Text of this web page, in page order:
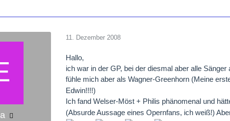
11. Dezember 2008
Hallo,
ich war in der GP, bei der diesmal aber alle
fühle mich aber als Wagner-Greenhorn (Meine
Edwin!!!!)
Ich fand Welser-Möst + Philis phänomenal und
(Absurde Aussage eines Opernfans, ich weiß!)